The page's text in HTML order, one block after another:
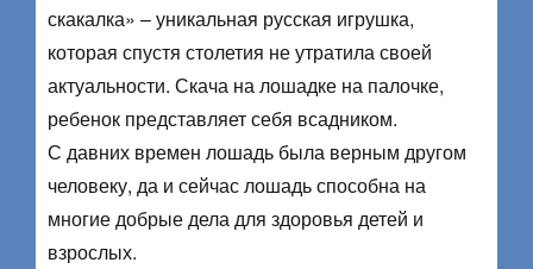
скакалка» – уникальная русская игрушка,
которая спустя столетия не утратила своей
актуальности. Скача на лошадке на палочке,
ребенок представляет себя всадником.
С давних времен лошадь была верным другом
человеку, да и сейчас лошадь способна на
многие добрые дела для здоровья детей и
взрослых.